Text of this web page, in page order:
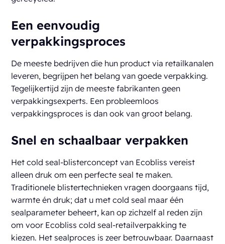
Een eenvoudig
verpakkingsproces
De meeste bedrijven die hun product via retailkanalen
leveren, begrijpen het belang van goede verpakking.
Tegelijkertijd zijn de meeste fabrikanten geen
verpakkingsexperts. Een probleemloos
verpakkingsproces is dan ook van groot belang.
Snel en schaalbaar verpakken
Het cold seal-blisterconcept van Ecobliss vereist
alleen druk om een perfecte seal te maken.
Traditionele blistertechnieken vragen doorgaans tijd,
warmte én druk; dat u met cold seal maar één
sealparameter beheert, kan op zichzelf al reden zijn
om voor Ecobliss cold seal-retailverpakking te
kiezen. Het sealproces is zeer betrouwbaar. Daarnaast